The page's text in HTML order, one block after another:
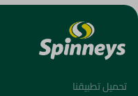
تحميل تطبيقنا